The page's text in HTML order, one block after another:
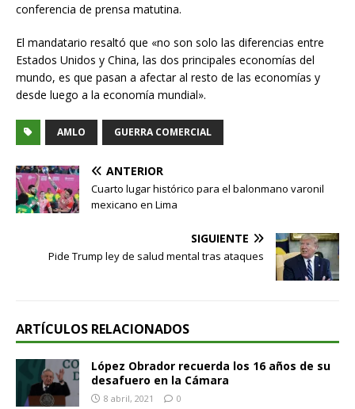
conferencia de prensa matutina.
El mandatario resaltó que «no son solo las diferencias entre
Estados Unidos y China, las dos principales economías del
mundo, es que pasan a afectar al resto de las economías y
desde luego a la economía mundial».
AMLO GUERRA COMERCIAL
ANTERIOR
Cuarto lugar histórico para el balonmano varonil
mexicano en Lima
SIGUIENTE
Pide Trump ley de salud mental tras ataques
ARTÍCULOS RELACIONADOS
López Obrador recuerda los 16 años de su
desafuero en la Cámara
8 abril, 2021 0